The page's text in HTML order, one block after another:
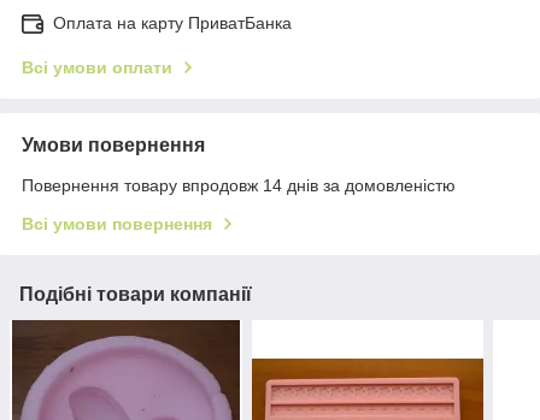
Оплата на карту ПриватБанка
Всі умови оплати
Умови повернення
Повернення товару впродовж 14 днів за домовленістю
Всі умови повернення
Подібні товари компанії